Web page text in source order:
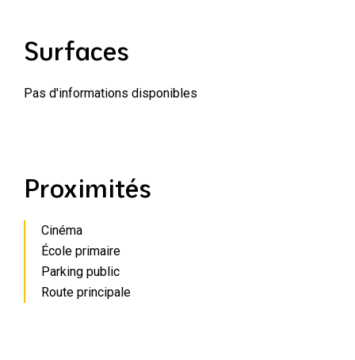
Surfaces
Pas d'informations disponibles
Proximités
Cinéma
École primaire
Parking public
Route principale